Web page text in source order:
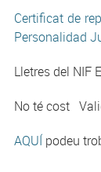
Certificat de
Personalidad
Lletres del NIF
No té cost
AQUÍpodeu